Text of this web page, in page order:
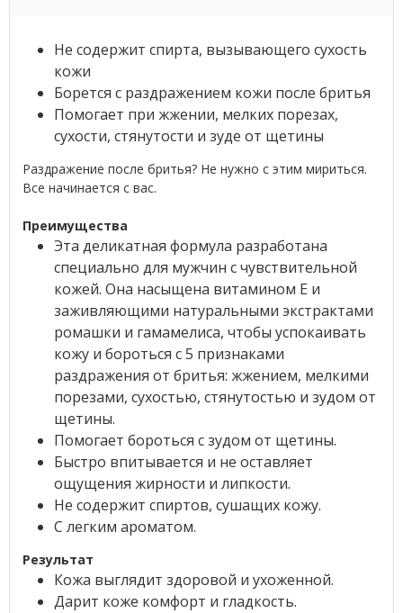
Не содержит спирта, вызывающего сухость
кожи
Борется с раздражением кожи после бритья
Помогает при жжении, мелких порезах,
сухости, стянутости и зуде от щетины
Раздражение после бритья? Не нужно с этим мириться.
Все начинается с вас.
Преимущества
Эта деликатная формула разработана
специально для мужчин с чувствительной
кожей. Она насыщена витамином E и
заживляющими натуральными экстрактами
ромашки и гамамелиса, чтобы успокаивать
кожу и бороться с 5 признаками
раздражения от бритья: жжением, мелкими
порезами, сухостью, стянутостью и зудом от
щетины.
Помогает бороться с зудом от щетины.
Быстро впитывается и не оставляет
ощущения жирности и липкости.
Не содержит спиртов, сушащих кожу.
С легким ароматом.
Результат
Кожа выглядит здоровой и ухоженной.
Дарит коже комфорт и гладкость.